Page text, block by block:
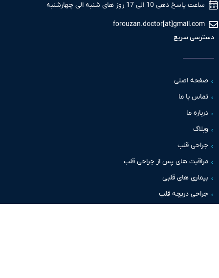
دهی 10 الی 17 روز های شنبه الی چهارشنبه
سریع
اصلی
با ما
ما
قلب
های پس از جراحی قلب
های قلبی
دریچه قلب